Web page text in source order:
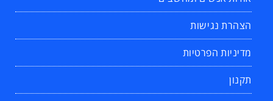
הצהרת נגישות
מדיניות הפרטיות
תקנון